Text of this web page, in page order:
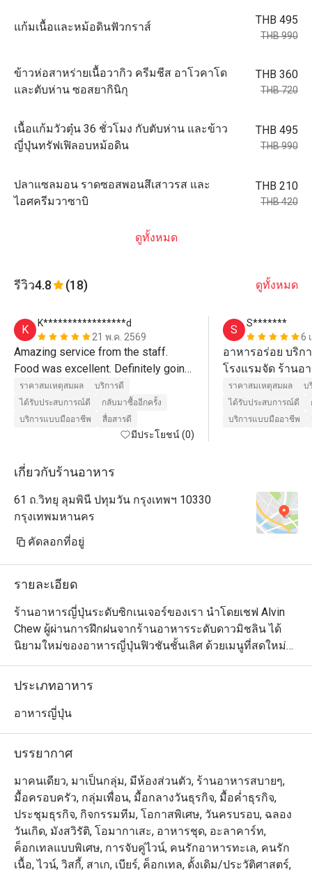
แก้มเนื้อและหม้อดินฟัวกราส์
THB 495
THB 990
ข้าวห่อสาหร่ายเนื้อวากิว ครีมชีส อาโวคาโด
และตับห่าน ซอสยากินิกุ
THB 360
THB 720
เนื้อแก้มวัวตุ๋น 36 ชั่วโมง กับตับห่าน และข้าว
ญี่ปุ่นทรัฟเฟิลอบหม้อดิน
THB 495
THB 990
ปลาแซลมอน ราดซอสพอนสึเสาวรส และ
ไอศครีมวาซาบิ
THB 210
THB 420
ดูทั้งหมด
รีวิว4.8 (18) ดูทั้งหมด
K
K*****************d
21 พ.ค. 2569
Amazing service from the staff.
Food was excellent. Definitely going
back!
ราคาสมเหตุสมผล
บริการดี
ได้รับประสบการณ์ดี
กลับมาซื้ออีกครั้ง
บริการแบบมืออาชีพ
สื่อสารดี
มีประโยชน์ (0)
S
S*******
6
อาหารอร่อย บริก
โรงแรมจัด ร้านอ
ก้อน
ราคาสมเหตุสมผล
บ
ได้รับประสบการณ์ดี
บริการแบบมืออาชีพ
เกี่ยวกับร้านอาหาร
61 ถ.วิทยุ ลุมพินี ปทุมวัน กรุงเทพฯ 10330
กรุงเทพมหานคร
คัดลอกที่อยู่
รายละเอียด
ร้านอาหารญี่ปุ่นระดับซิกเนเจอร์ของเรา นำโดยเชฟ Alvin
Chew ผู้ผ่านการฝึกฝนจากร้านอาหารระดับดาวมิชลิน ได้
นิยามใหม่ของอาหารญี่ปุ่นฟิวชันชั้นเลิศ ด้วยเมนูที่สดใหม่
และเปี่ยมด้วยรสชาติ สัมผัสความสร้างสรรค์ของเมนูที่ใช้ทั้ง
วัตถุดิบท้องถิ่นและจากทั่วโลก มีให้เลือกทั้งแบบอาลาคาร์ท
แบบเทโชกุ (Teishoku) เพลิดเพลินกับศิลปะการปรุงอาหาร
ประเภทอาหาร
อาหารญี่ปุ่น
บรรยากาศ
มาคนเดียว, มาเป็นกลุ่ม, มีห้องส่วนตัว, ร้านอาหารสบายๆ,
มื้อครอบครัว, กลุ่มเพื่อน, มื้อกลางวันธุรกิจ, มื้อค่ำธุรกิจ,
ประชุมธุรกิจ, กิจกรรมทีม, โอกาสพิเศษ, วันครบรอบ, ฉลอง
วันเกิด, มังสวิรัติ, โอมากาเสะ, อาหารชุด, อะลาคาร์ท,
ค็อกเทลแบบพิเศษ, การจับคู่ไวน์, คนรักอาหารทะเล, คนรัก
เนื้อ, ไวน์, วิสกี้, สาเก, เบียร์, ค็อกเทล, ดั้งเดิม/ประวัติศาสตร์,